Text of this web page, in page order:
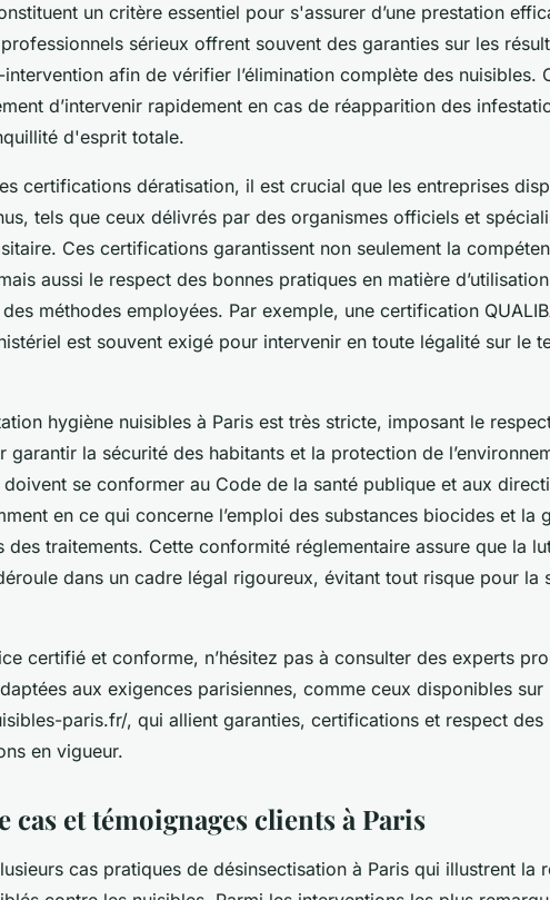
un critère essentiel pour s'assurer d’une prestation
sérieux offrent souvent des garanties sur les
afin de vérifier l’élimination complète des nuisibles.
d’intervenir rapidement en cas de réapparition des
d'esprit totale.
certifications dératisation, il est crucial que les entreprises
tels que ceux délivrés par des organismes officiels et
Ces certifications garantissent non seulement la
aussi le respect des bonnes pratiques en matière
méthodes employées. Par exemple, une certification
est souvent exigé pour intervenir en toute légalité sur le
hygiène nuisibles à Paris est très stricte, imposant le
garantir la sécurité des habitants et la protection de
doivent se conformer au Code de la santé publique et aux
en ce qui concerne l’emploi des substances biocides et la
des traitements. Cette conformité réglementaire assure que la
dans un cadre légal rigoureux, évitant tout risque pour la
certifié et conforme, n’hésitez pas à consulter des experts
aux exigences parisiennes, comme ceux disponibles sur
paris.fr/, qui allient garanties, certifications et respect des
en vigueur.
cas et témoignages clients à Paris
cas pratiques de désinsectisation à Paris qui illustrent la